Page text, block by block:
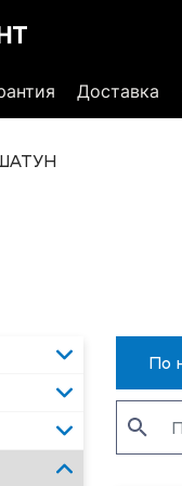
Доставка
По